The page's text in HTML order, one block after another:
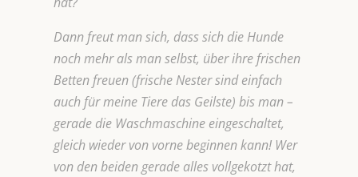
Dann freut man sich, dass sich die Hunde
noch mehr als man selbst, über ihre frischen
Betten freuen (frische Nester sind einfach
auch für meine Tiere das Geilste) bis man –
gerade die Waschmaschine eingeschaltet,
gleich wieder von vorne beginnen kann! Wer
von den beiden gerade alles vollgekotzt hat,